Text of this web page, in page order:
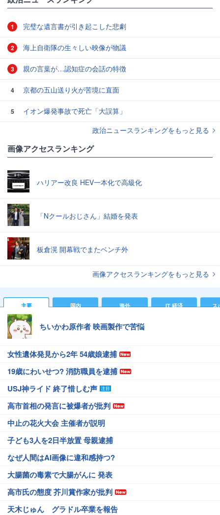
1 完璧な遺言書が引き起こした悲劇
2 海上自衛隊の生々しい映像が物議
3 親の言葉が…認知症の会話の特徴
4 京都の五山送り火が苦境に直面
5
イオン爆発事故で死亡「大誤算」
政治ニュースランキングをもっと見る
画像アクセスランキング
ハリアー改良 HEV一本化で高級化
「Nクールおじさん」結婚を発表
板倉滉 開幕戦でまたベンチ外
画像アクセスランキングをもっと見る
主要 国内 海外 IT 経済 ス
ちいかわ原作者 映画製作で苦悩
女性遺体発見から2年 54歳娘逮捕
19歳にわいせつ? 消防職員を逮捕
USJ神ライド 終了惜しむ声
高市首相の発言に被爆者が批判
中止の花火大会 主催者が説明
子ども3人を2日半放置 母親逮捕
なぜ人間はAI画像に違和感持つ?
大腸菌の毒素で大腸がんに 発表
高市氏の態度 芥川賞作家が批判
天木じゅん グラドル卒業を報告